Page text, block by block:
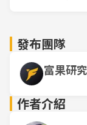
發布團隊
富果研
作者介紹